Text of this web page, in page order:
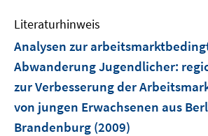
m
F
e
n
s
t
e
Literaturhinweis
Analysen zur
Abwanderung Jugendlicher:
zur Verbesserung der
von jungen Erwachsenen aus
Brandenburg (2009)